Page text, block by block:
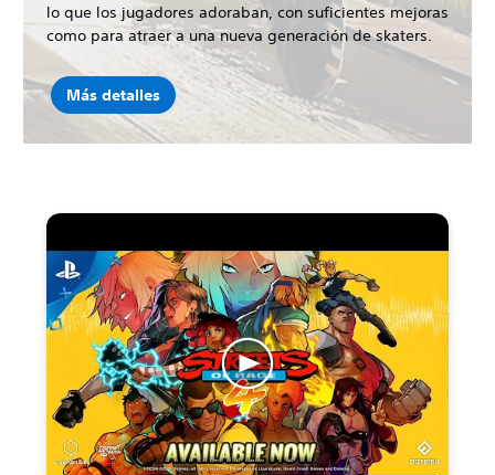
lo que los jugadores adoraban, con suficientes mejoras
como para atraer a una nueva generación de skaters.
Más detalles